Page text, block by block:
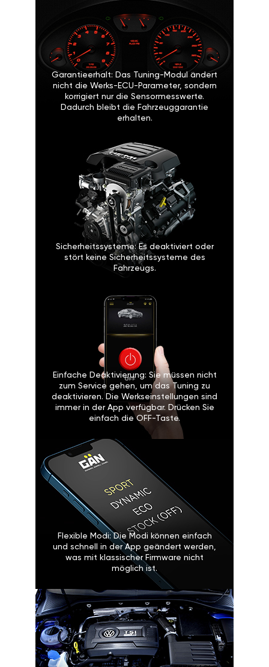
Garantieerhalt: Das Tuning-Modul ändert
nicht die Werks-ECU-Parameter, sondern
korrigiert nur die Sensormesswerte.
Dadurch bleibt die Fahrzeuggarantie
erhalten.
Sicherheitssysteme: Es deaktiviert oder
stört keine Sicherheitssysteme des
Fahrzeugs.
Einfache Deaktivierung: Sie müssen nicht
zum Service gehen, um das Tuning zu
deaktivieren. Die Werkseinstellungen sind
immer in der App verfügbar. Drücken Sie
einfach die OFF-Taste.
Flexible Modi: Die Modi können einfach
und schnell in der App geändert werden,
was mit klassischer Firmware nicht
möglich ist.